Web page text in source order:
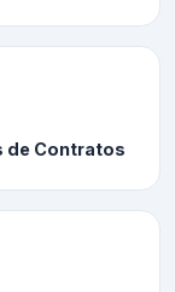
de Contratos